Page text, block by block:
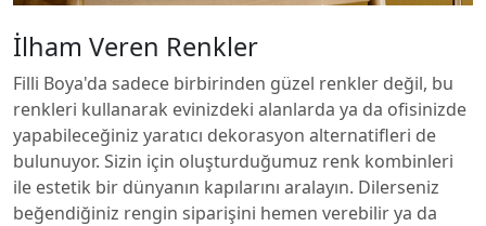
İlham Veren Renkler
Filli Boya'da sadece birbirinden güzel renkler değil, bu
renkleri kullanarak evinizdeki alanlarda ya da ofisinizde
yapabileceğiniz yaratıcı dekorasyon alternatifleri de
bulunuyor. Sizin için oluşturduğumuz renk kombinleri
ile estetik bir dünyanın kapılarını aralayın. Dilerseniz
beğendiğiniz rengin siparişini hemen verebilir ya da